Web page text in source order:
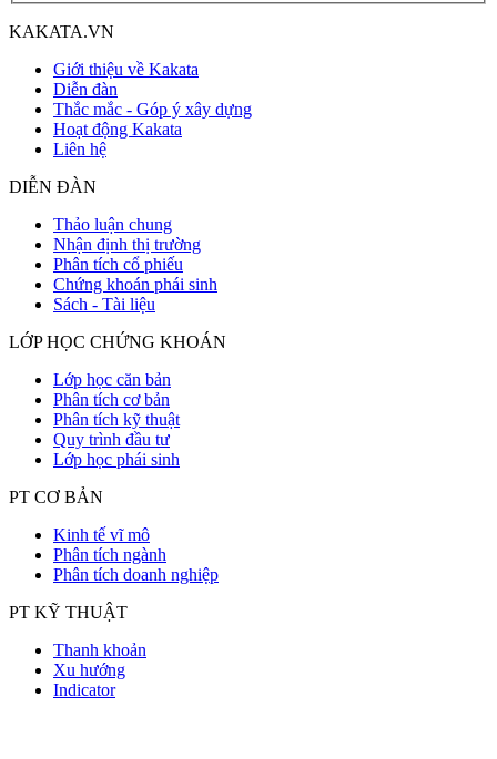
KAKATA.VN
Giới thiệu về Kakata
Diễn đàn
Thắc mắc - Góp ý xây dựng
Hoạt động Kakata
Liên hệ
DIỄN ĐÀN
Thảo luận chung
Nhận định thị trường
Phân tích cổ phiếu
Chứng khoán phái sinh
Sách - Tài liệu
LỚP HỌC CHỨNG KHOÁN
Lớp học căn bản
Phân tích cơ bản
Phân tích kỹ thuật
Quy trình đầu tư
Lớp học phái sinh
PT CƠ BẢN
Kinh tế vĩ mô
Phân tích ngành
Phân tích doanh nghiệp
PT KỸ THUẬT
Thanh khoản
Xu hướng
Indicator